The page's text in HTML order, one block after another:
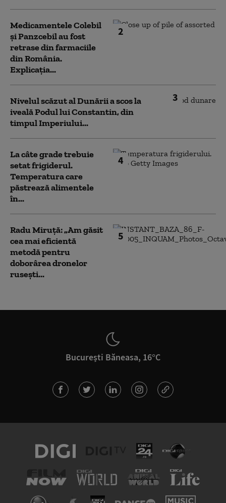
2
Medicamentele Colebil
și Panzcebil au fost
retrase din farmaciile
din România.
Explicația...
3
Nivelul scăzut al Dunării a scos la
iveală Podul lui Constantin, din
timpul Imperiului...
4
La câte grade trebuie
setat frigiderul.
Temperatura care
păstrează alimentele
în...
5
Radu Miruță: „Am găsit
cea mai eficientă
metodă pentru
doborârea dronelor
rusești...
București Băneasa, 16°C